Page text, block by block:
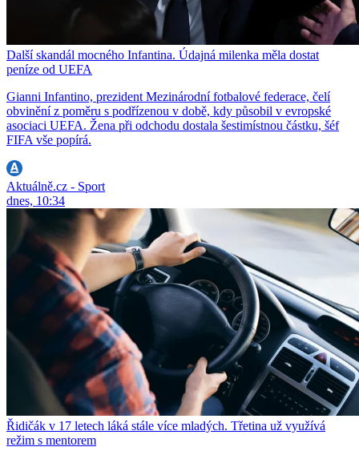
Další skandál mocného Infantina. Údajná milenka měla dostat
peníze od UEFA
Gianni Infantino, prezident Mezinárodní fotbalové federace, čelí
obvinění z poměru s podřízenou v době, kdy působil v evropské
asociaci UEFA. Žena při odchodu dostala šestimístnou částku, šéf
FIFA vše popírá.
Aktuálně.cz - Sport
dnes, 10:34
Řidičák v 17 letech láká stále více mladých. Třetina už využívá
režim s mentorem